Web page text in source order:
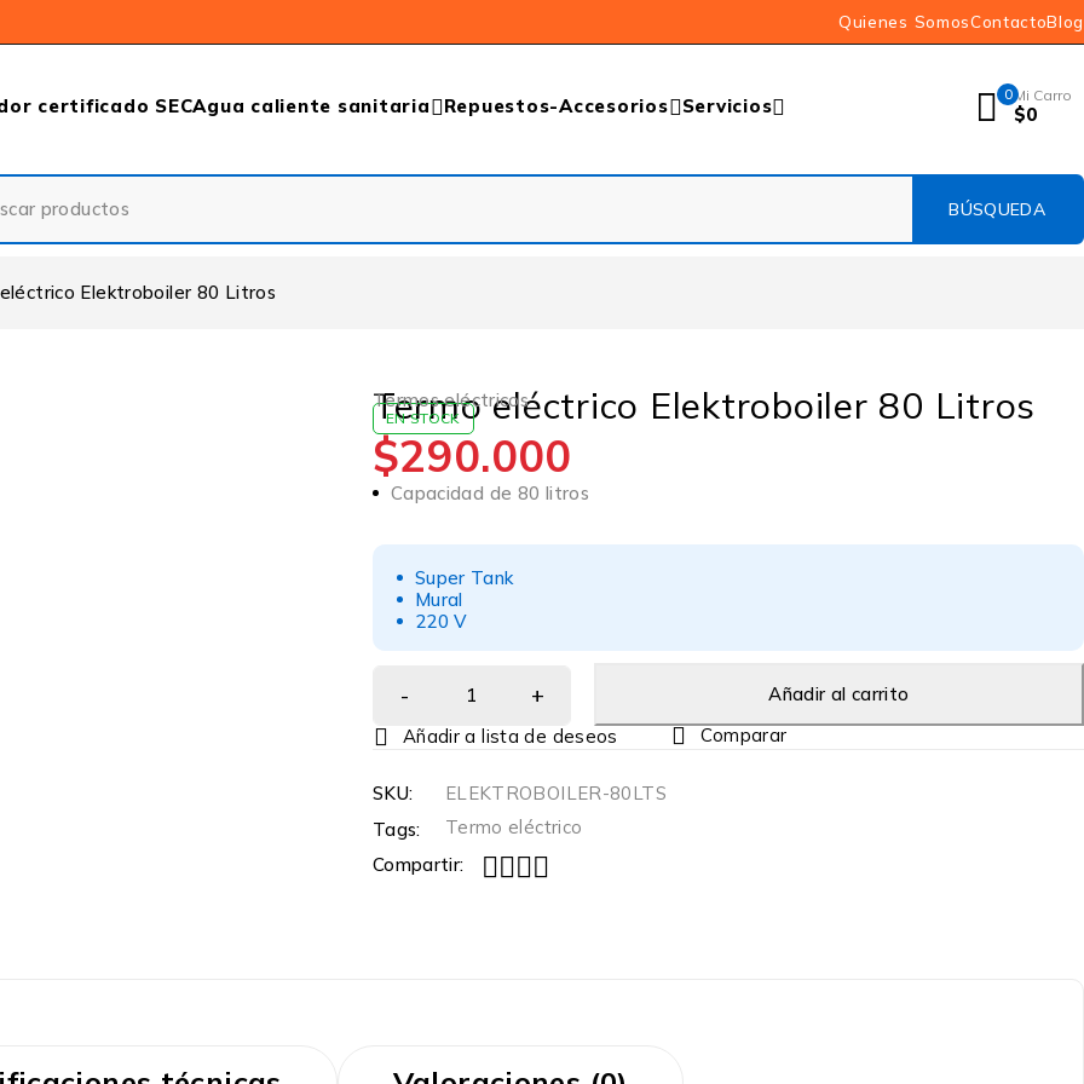
Quienes SomosContactoBlog
certificado SECAgua caliente sanitaria Repuestos-Accesorios Servicios 0 Mi Carro
$0
Elektroboiler 80 Litros
Termos eléctricos
Termo eléctrico Elektroboiler 80 Litros
EN STOCK
$290.000
Capacidad de 80 litros
Super Tank
Mural
220 V
Añadir al carrito
Comparar
SKU:
ELEKTROBOILER-80LTS
Tags:
Termo eléctrico
Compartir: